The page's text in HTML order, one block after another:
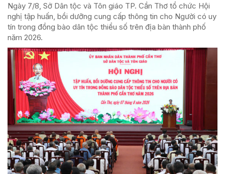
Ngày 7/8, Sở Dân tộc và Tôn giáo TP. Cần Thơ tổ chức Hội
nghị tập huấn, bồi dưỡng cung cấp thông tin cho Người có uy
tín trong đồng bào dân tộc thiểu số trên địa bàn thành phố
năm 2026.